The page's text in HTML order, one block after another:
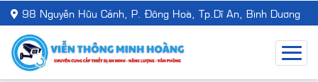
98 Nguyễn Hữu Cảnh, P. Đông Hoà, Tp.Dĩ An, Bình Dương